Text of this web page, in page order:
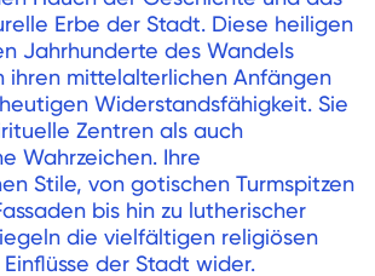
Erbe der Stadt. Diese heiligen
Jahrhunderte des Wandels
ihren mittelalterlichen Anfängen
Widerstandsfähigkeit. Sie
Zentren als auch
Wahrzeichen. Ihre
Stile, von gotischen Turmspitzen
bis hin zu lutherischer
die vielfältigen religiösen
der Stadt wider.